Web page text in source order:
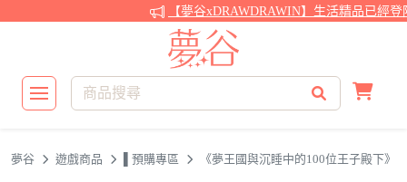
【夢谷xDRAWDRAWIN】生活精品已經登
夢谷 遊戲商品 ▌預購專區 《夢王國與沉睡中的100位王子殿下》